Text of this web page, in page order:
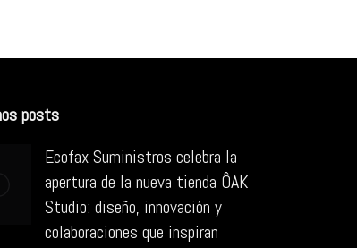
posts
Ecofax Suministros celebra la
apertura de la nueva tienda ÔAK
Studio: diseño, innovación y
colaboraciones que inspiran